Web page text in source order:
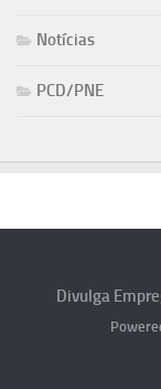
Notícias
PCD/PNE
Divulga